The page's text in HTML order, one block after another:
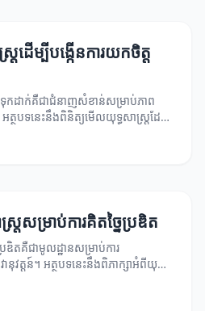
រដើម្បីបង្កើនការយកចិត្ត
ទុកដាក់គឺជាជំនាញសំខាន់សម្រាប់ភាព
ថបទនេះនឹងពិនិត្យមើលយុទ្ធសាស្ត្រដែល
ត្រ​សម្រាប់ការគិតច្នៃប្រឌិត
រឌិតគឺជាមូលដ្ឋានសម្រាប់ការ
នុវត្តន៍។ អត្ថបទនេះនឹងពិភាក្សាអំពីយុទ្ធ
ាចជួយអ្នកបង្កើតគំនិតថ្មីៗ។